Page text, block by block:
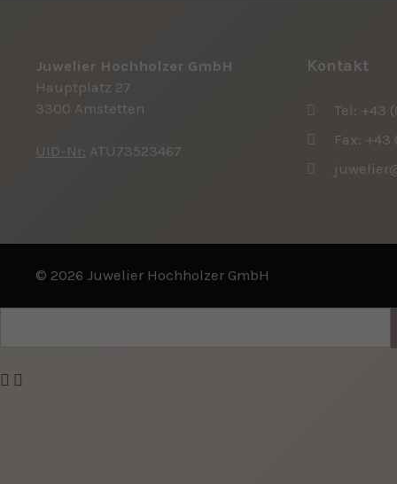
Juwelier Hochholzer GmbH
Hauptplatz 27
3300 Amstetten
UID-Nr: ATU73523467
Kontakt
Tel: +43
Fax: +43
© 2026 Juwelier Hochholzer GmbH